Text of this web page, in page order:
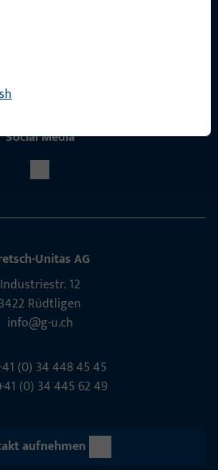
Social Media
Unitas AG
Indu­s­triestr. 12
3422 Rüdt­ligen
info@g-u.ch
(0) 34 448 45 45
(0) 34 445 62 49
aufnehmen